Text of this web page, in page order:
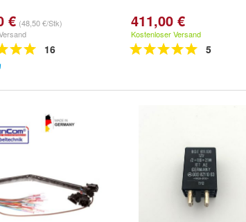
€ (48,50 €/Stk)
16
411,00 €
Kostenloser Versand
5